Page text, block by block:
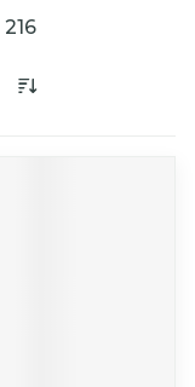
216